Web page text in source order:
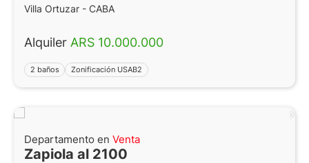
Villa Ortuzar - CABA
Alquiler ARS 10.000.000
2 baños Zonificación USAB2
Departamento en Venta
Zapiola al 2100